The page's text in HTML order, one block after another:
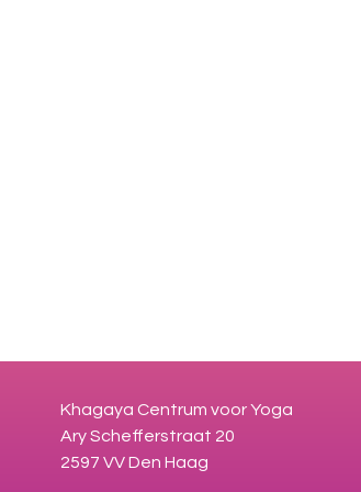
Khagaya Centrum voor Yoga
Ary Schefferstraat 20
2597 VV Den Haag